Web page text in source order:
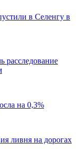
в Селенгу в
расследование
на 0,3%
ливня на дорогах